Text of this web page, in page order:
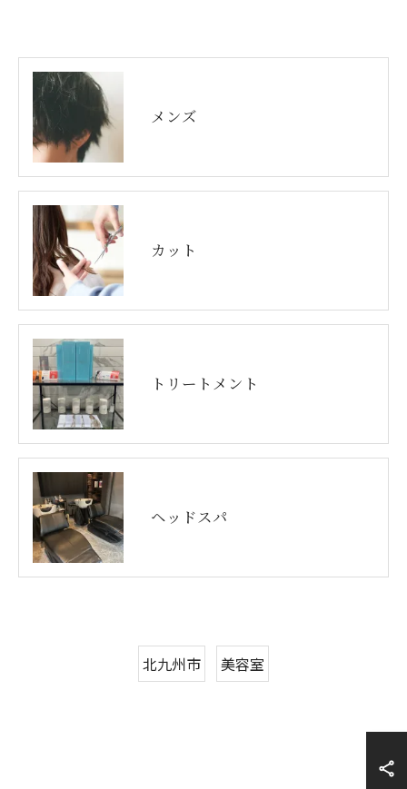
メンズ
カット
トリートメント
ヘッドスパ
北九州市 美容室